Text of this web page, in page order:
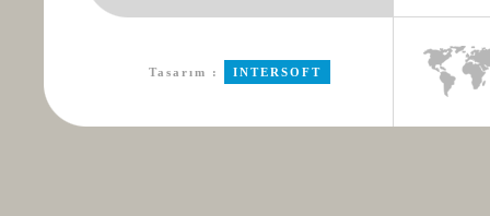
Tasarım : INTERSOFT